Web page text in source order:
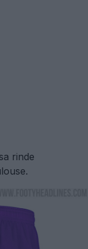
rinde